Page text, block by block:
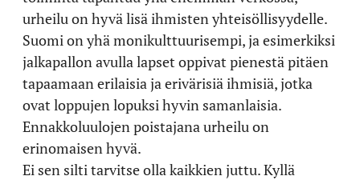
urheilu on hyvä lisä ihmisten yhteisöllisyydelle.
Suomi on yhä monikulttuurisempi, ja esimerkiksi
jalkapallon avulla lapset oppivat pienestä pitäen
tapaamaan erilaisia ja erivärisiä ihmisiä, jotka
ovat loppujen lopuksi hyvin samanlaisia.
Ennakkoluulojen poistajana urheilu on
erinomaisen hyvä.
Ei sen silti tarvitse olla kaikkien juttu. Kyllä